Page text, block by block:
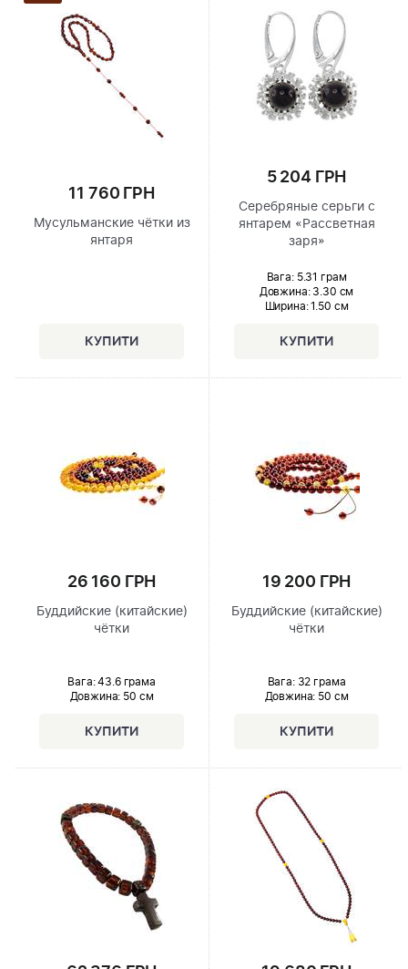
11 760 ГРН
Мусульманские чётки из
янтаря
5 204 ГРН
Серебряные серьги с
янтарем «Рассветная
заря»
Вага: 5.31 грам
Довжина:3.30 см
Ширина: 1.50 см
26 160 ГРН
Буддийские (китайские)
чётки
Вага: 43.6 грама
Довжина: 50 см
19 200 ГРН
Буддийские (китайские)
чётки
Вага: 32 грама
Довжина: 50 см